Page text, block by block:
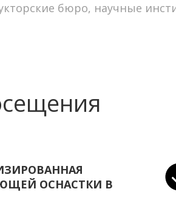
бюро, научные
ОСНАСТКИ В